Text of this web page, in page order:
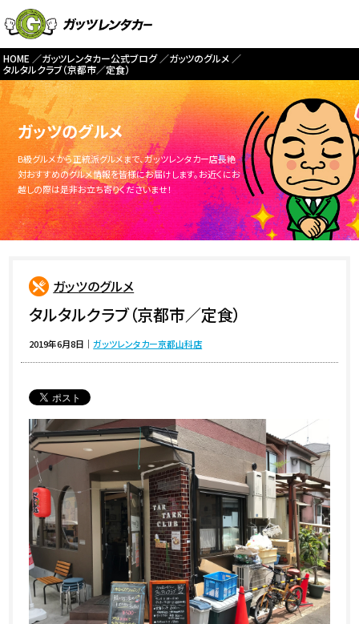
HOME ガッツレンタカー公式ブログ
ガッツのグルメ
タルタルクラブ（京都市／定食）
ガッツのグルメ
B級グルメから正統派グルメまで、ガッツレンタカー店長絶
対おすすめのグルメ情報を皆様にお届けします。お近くにお
越しの際は是非お立ち寄りくださいませ！
ガッツのグルメ
タルタルクラブ（京都市／定食）
2019年6月8日 ｜ガッツレンタカー京都山科店